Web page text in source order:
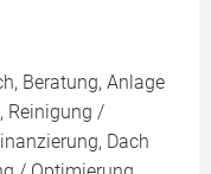
Beratung, Anlage
Reinigung /
Dach